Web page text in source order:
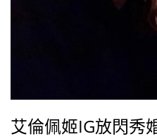
艾倫佩姬IG放閃秀